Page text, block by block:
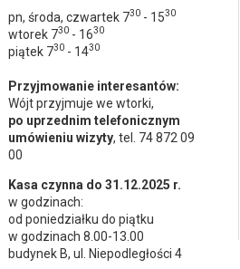
pn, środa, czwartek 730- 1530
wtorek 730- 1630
piątek 730- 1430
Przyjmowanie interesantów:
Wójt przyjmuje we wtorki,
po uprzednim telefonicznym
umówieniu wizyty, tel. 74 872 09
00
Kasa czynna do 31.12.2025 r.
w godzinach:
od poniedziałku do piątku
w godzinach 8.00-13.00
budynek B, ul. Niepodległości 4